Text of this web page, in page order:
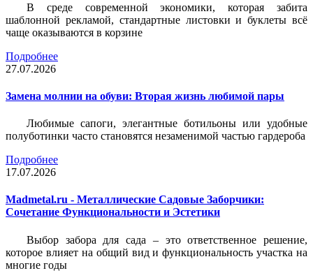
В среде современной экономики, которая забита
шаблонной рекламой, стандартные листовки и буклеты всё
чаще оказываются в корзине
Подробнее
27.07.2026
Замена молнии на обуви: Вторая жизнь любимой пары
Любимые сапоги, элегантные ботильоны или удобные
полуботинки часто становятся незаменимой частью гардероба
Подробнее
17.07.2026
Madmetal.ru - Металлические Садовые Заборчики:
Сочетание Функциональности и Эстетики
Выбор забора для сада – это ответственное решение,
которое влияет на общий вид и функциональность участка на
многие годы